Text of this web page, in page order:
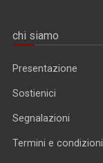
chi siamo
Presentazione
Sostienici
Segnalazioni
Termini e condizioni